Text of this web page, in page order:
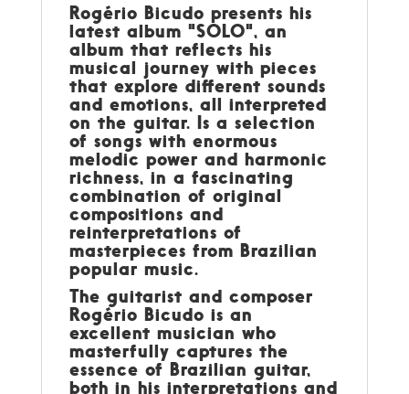
Rogério Bicudo presents his
latest album "SOLO", an
album that reflects his
musical journey with pieces
that explore different sounds
and emotions, all interpreted
on the guitar. Is a selection
of songs with enormous
melodic power and harmonic
richness, in a fascinating
combination of original
compositions and
reinterpretations of
masterpieces from Brazilian
popular music.
The guitarist and composer
Rogério Bicudo is an
excellent musician who
masterfully captures the
essence of Brazilian guitar,
both in his interpretations and